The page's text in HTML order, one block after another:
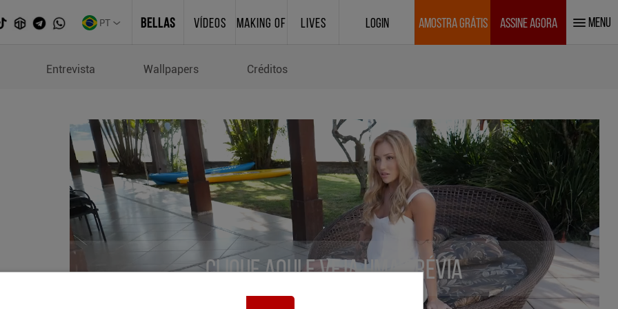
PT BELLAS VÍDEOS MAKING OF LIVES LOGIN AMOSTRA GRÁTIS ASSINE AGORA MENU
Entrevista Wallpapers Créditos
Clique aqui e veja uma prévia